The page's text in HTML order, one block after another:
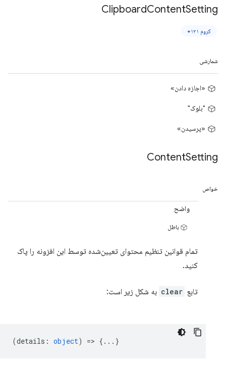
ClipboardContentSetting
کروم ۱۲۱+
شمارشی
«اجازه دادن»
"بلوک"
«پرسیدن»
ContentSetting
خواص
واضح
باطل
تمام قوانین تنظیم محتوای تعیین‌شده توسط این افزونه را پاک
کنید.
تابع clear به شکل زیر است:
(details : object) => {...}